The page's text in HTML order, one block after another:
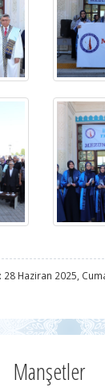
28 Haziran 2025,
Manşetler